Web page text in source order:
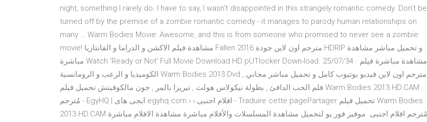
night, something I rarely do. I have to say, I wasn't disappointed in this strangely romantic comedy. Don't be
turned off by the premise of a zombie romantic comedy - it manages to parody human relationships on
many … Warm Bodies Movie: Awesome, and this is from someone who promised to never see a zombie
movie! مشاهدة فيلم الاكشن و الدراما و الفانتازيا Fallen 2016 مترجم اون لاين جودة HDRIP و تحميل مباشر مشاهدة
مباشرة Watch 'Ready or Not' Full Movie Download HD pUTlocker Down-load. 25/07/34 · مشاهدة مباشرة فيلم
الكوميديا و الرعب و الرومانسية Warm Bodies 2013 Dvd مترجم اون لاين فيديو يوتيوب كامل و تحميل مباشر مجاني ,
فلم الحب الدافئ , بطولة نيكوﻻس هولت , تيريزا بالمر , جون مالكوفيتش تحميل فيلم Warm Bodies 2013 HD.CAM
مُترجم - EgyHQ | ايجى هاى egyhq.com › › افلام اجنبى - Traduire cette pagePartager تحميل فيلم Warm Bodies
2013 HD.CAM مُترجم افلام اجنبى. موفيز فور يو لتحميل مشاهدة المسلسلات والأفلام مباشرة مشاهدة الافلام مباشرة